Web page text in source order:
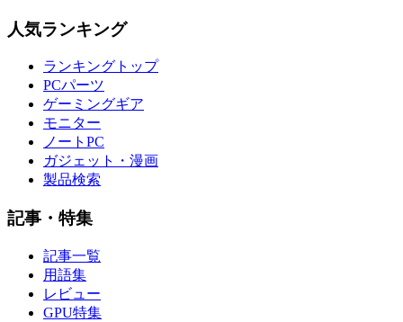
人気ランキング
ランキングトップ
PCパーツ
ゲーミングギア
モニター
ノートPC
ガジェット・漫画
製品検索
記事・特集
記事一覧
用語集
レビュー
GPU特集